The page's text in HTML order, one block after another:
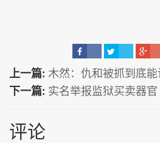
上一篇: 木然：仇和被抓到底
下一篇: 实名举报监狱买卖器
评论